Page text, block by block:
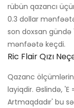
rübün qazancı
0.3 dollar
son doxsan gündə
mənfəətə keçdi.
Ric Flair Qızı
Qazanc
layiqdir. Əslində, 'E
Artmaqdadır' bu